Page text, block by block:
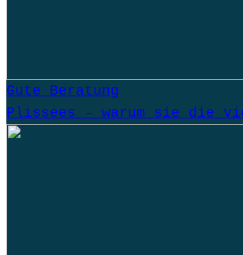
Gute Beratung
Plissees – warum sie die